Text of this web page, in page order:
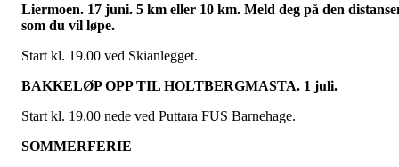
Liermoen. 17 juni. 5 km eller 10 km. Meld deg på den
som du vil løpe.
Start kl. 19.00 ved Skianlegget.
BAKKELØP OPP TIL HOLTBERGMASTA. 1 juli.
Start kl. 19.00 nede ved Puttara FUS Barnehage.
SOMMERFERIE